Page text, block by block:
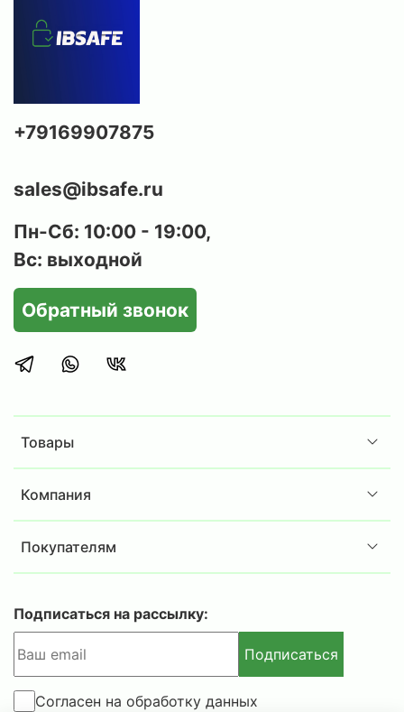
Товары
Компания
Покупателям
+79169907875
sales@ibsafe.ru
Пн-Сб: 10:00 - 19:00,
Вс: выходной
Обратный звонок
Подписаться на рассылку:
Подписаться
Согласен на обработку данных